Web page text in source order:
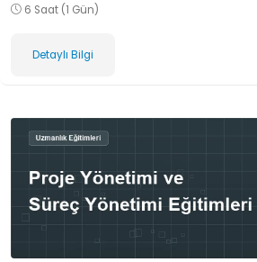
6 Saat (1 Gün)
Detaylı Bilgi